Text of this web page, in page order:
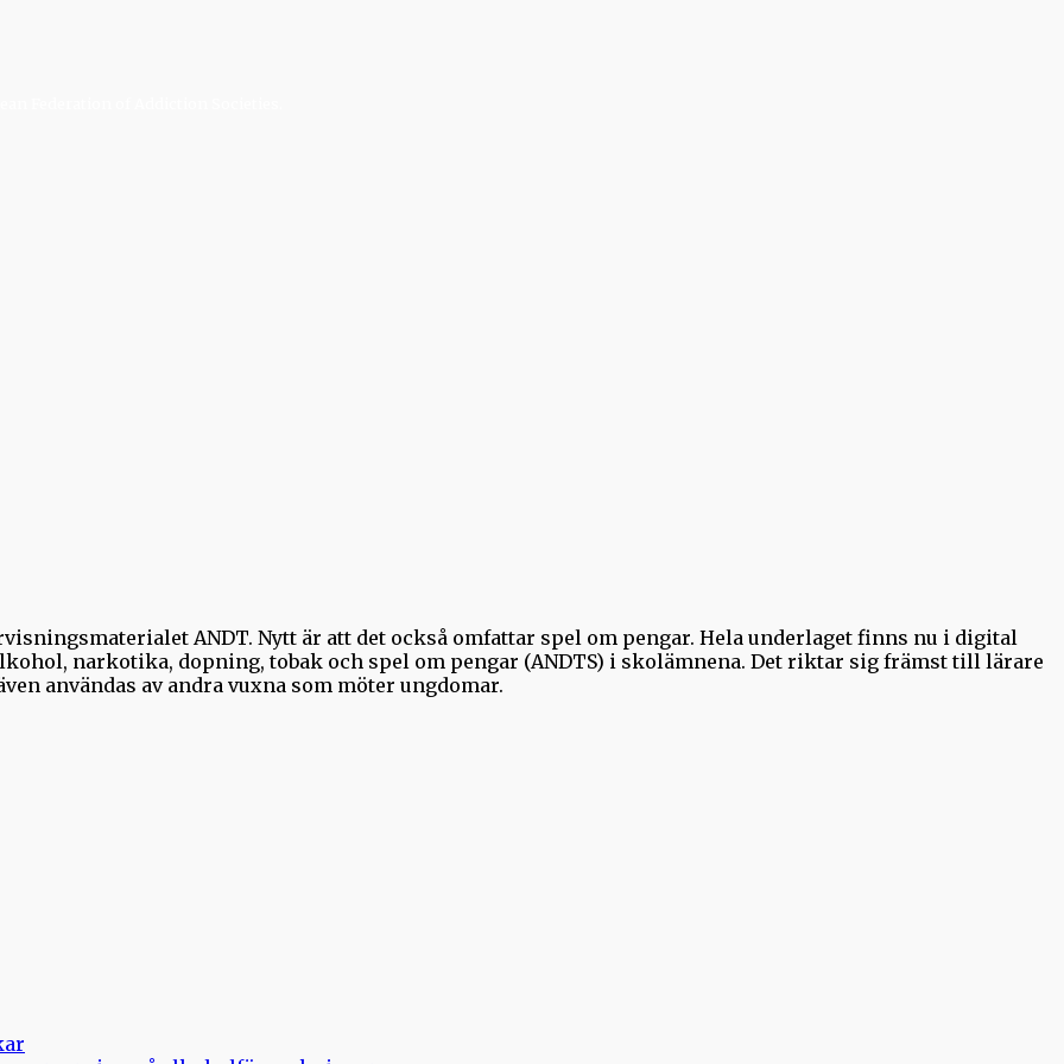
ANDT. Nytt är att det också omfattar spel om pengar. Hela underlaget finns nu i digital
narkotika, dopning, tobak och spel om pengar (ANDTS) i skolämnena. Det riktar sig främst till lärare
användas av andra vuxna som möter ungdomar.